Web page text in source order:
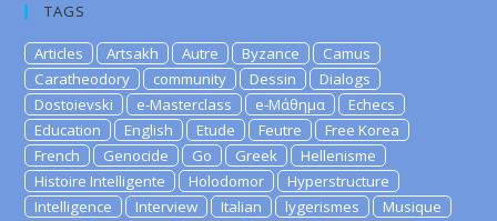
TAGS
Articles Artsakh Autre Byzance
Camus
Caratheodory
community Dessin
Dialogs
Dostoievski
e-Masterclass e-Μάθημα
Echecs
Education
English Etude Feutre
Free Korea
French
Genocide Go Greek
Hellenisme
Histoire Intelligente
Holodomor
Hyperstructure
Intelligence
Interview Italian lygerismes
Musique